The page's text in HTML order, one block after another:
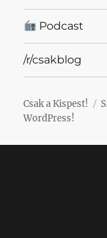
Podcast
/r/csakblog
Csak a Kispest!
WordPress!